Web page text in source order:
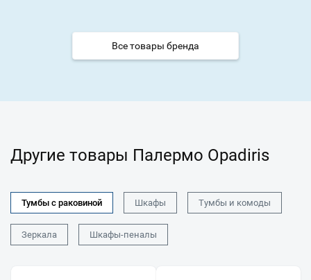
Все товары бренда
Другие товары Палермо Opadiris
Тумбы с раковиной Шкафы Тумбы и комоды
Зеркала Шкафы-пеналы